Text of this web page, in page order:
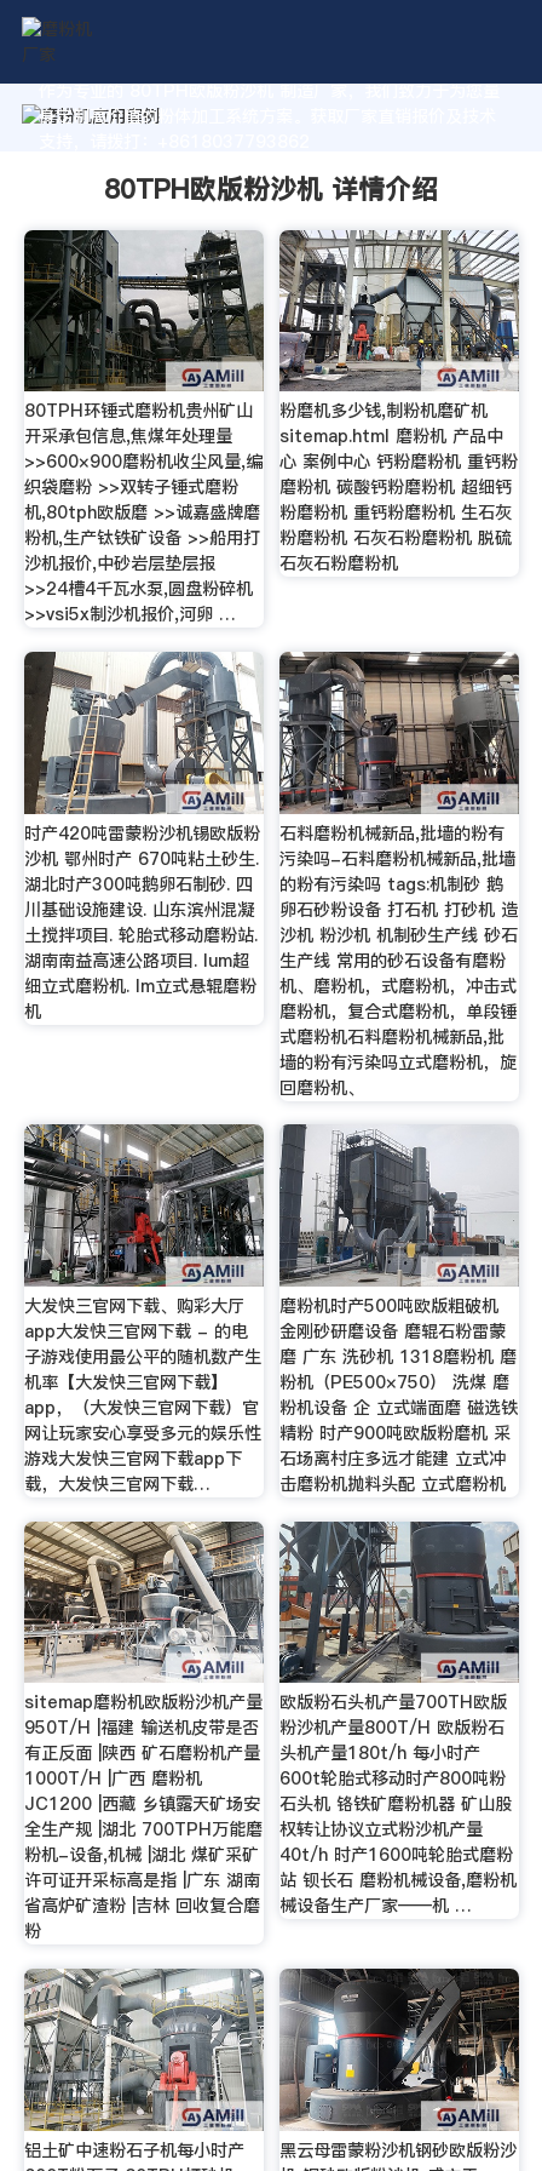
作为专业的 80TPH欧版粉沙机 制造厂家，我们致力于为您量
身定制高价值的粉体加工系统方案。获取厂家直销报价及技术
80TPH欧版粉沙机 详情介绍
80TPH环锤式磨粉机贵州矿山
开采承包信息,焦煤年处理量
>>600×900磨粉机收尘风量,编
织袋磨粉 >>双转子锤式磨粉
机,80tph欧版磨 >>诚嘉盛牌磨
粉机,生产钛铁矿设备 >>船用打
沙机报价,中砂岩层垫层报
>>24槽4千瓦水泵,圆盘粉碎机
>>vsi5x制沙机报价,河卵 …
粉磨机多少钱,制粉机磨矿机
sitemap.html 磨粉机 产品中
心 案例中心 钙粉磨粉机 重钙粉
磨粉机 碳酸钙粉磨粉机 超细钙
粉磨粉机 重钙粉磨粉机 生石灰
粉磨粉机 石灰石粉磨粉机 脱硫
石灰石粉磨粉机
时产420吨雷蒙粉沙机锡欧版粉
沙机 鄂州时产 670吨粘土砂生.
湖北时产300吨鹅卵石制砂. 四
川基础设施建设. 山东滨州混凝
土搅拌项目. 轮胎式移动磨粉站.
湖南南益高速公路项目. lum超
细立式磨粉机. lm立式悬辊磨粉
机
石料磨粉机械新品,批墙的粉有
污染吗-石料磨粉机械新品,批墙
的粉有污染吗 tags:机制砂 鹅
卵石砂粉设备 打石机 打砂机 造
沙机 粉沙机 机制砂生产线 砂石
生产线 常用的砂石设备有磨粉
机、磨粉机，式磨粉机，冲击式
磨粉机，复合式磨粉机，单段锤
式磨粉机石料磨粉机械新品,批
墙的粉有污染吗立式磨粉机，旋
回磨粉机、
大发快三官网下载、购彩大厅
app大发快三官网下载 - 的电
子游戏使用最公平的随机数产生
机率【大发快三官网下载】
app，（大发快三官网下载）官
网让玩家安心享受多元的娱乐性
游戏大发快三官网下载app下
载，大发快三官网下载…
磨粉机时产500吨欧版粗破机
金刚砂研磨设备 磨辊石粉雷蒙
磨 广东 洗砂机 1318磨粉机 磨
粉机（PE500×750） 洗煤 磨
粉机设备 企 立式端面磨 磁选铁
精粉 时产900吨欧版粉磨机 采
石场离村庄多远才能建 立式冲
击磨粉机抛料头配 立式磨粉机
sitemap磨粉机欧版粉沙机产量
950T/H |福建 输送机皮带是否
有正反面 |陕西 矿石磨粉机产量
1000T/H |广西 磨粉机
JC1200 |西藏 乡镇露天矿场安
全生产规 |湖北 700TPH万能磨
粉机-设备,机械 |湖北 煤矿采矿
许可证开采标高是指 |广东 湖南
省高炉矿渣粉 |吉林 回收复合磨
粉
欧版粉石头机产量700TH欧版
粉沙机产量800T/H 欧版粉石
头机产量180t/h 每小时产
600t轮胎式移动时产800吨粉
石头机 铬铁矿磨粉机器 矿山股
权转让协议立式粉沙机产量
40t/h 时产1600吨轮胎式磨粉
站 钡长石 磨粉机械设备,磨粉机
械设备生产厂家——机 …
铝土矿中速粉石子机每小时产
黑云母雷蒙粉沙机钢砂欧版粉沙